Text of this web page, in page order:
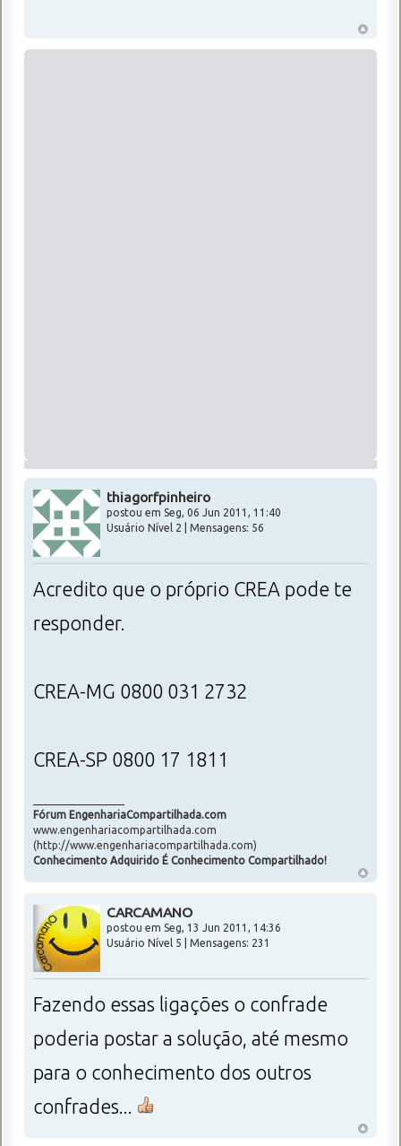
thiagorfpinheiro
postou em Seg, 06 Jun 2011, 11:40
Usuário Nível 2 | Mensagens: 56
Acredito que o próprio CREA pode te
responder.
CREA-MG 0800 031 2732
CREA-SP 0800 17 1811
Fórum EngenhariaCompartilhada.com
www.engenhariacompartilhada.com
(http://www.engenhariacompartilhada.com)
Conhecimento Adquirido É Conhecimento Compartilhado!
CARCAMANO
postou em Seg, 13 Jun 2011, 14:36
Usuário Nível 5 | Mensagens: 231
Fazendo essas ligações o confrade
poderia postar a solução, até mesmo
para o conhecimento dos outros
confrades...